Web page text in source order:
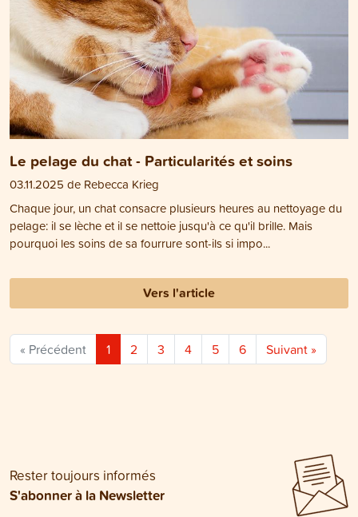
Le pelage du chat - Particularités et soins
03.11.2025 de Rebecca Krieg
Chaque jour, un chat consacre plusieurs heures au nettoyage du
pelage: il se lèche et il se nettoie jusqu'à ce qu'il brille. Mais
pourquoi les soins de sa fourrure sont-ils si impo...
Vers l'article
« Précédent 1 2 3 4 5 6 Suivant »
Rester toujours informés
S'abonner à la Newsletter